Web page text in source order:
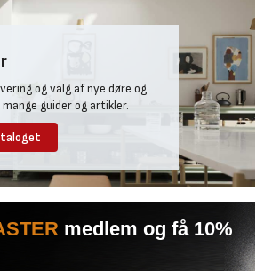
og valg af nye døre og
guider og artikler.
medlem og få 10%